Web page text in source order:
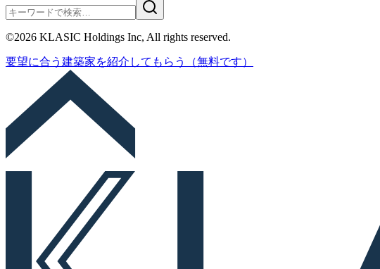
©2026 KLASIC Holdings Inc, All rights reserved.
要望に合う 建築家を紹介 してもらう （無料です）